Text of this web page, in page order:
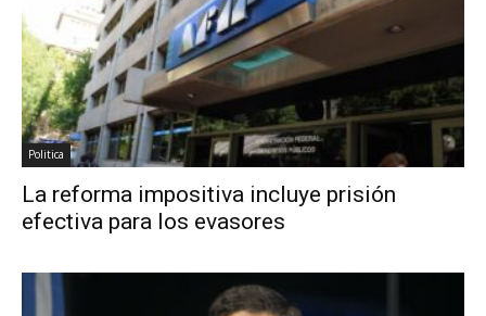
Politica
La reforma impositiva incluye prisión
efectiva para los evasores